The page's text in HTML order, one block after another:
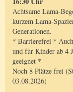
Achtsame Lama-
kurzem Lama-
Generationen.
* Barrierefrei *
und für Kinder ab 4
geeignet *
Noch 8 Plätze frei
03.08.2026)